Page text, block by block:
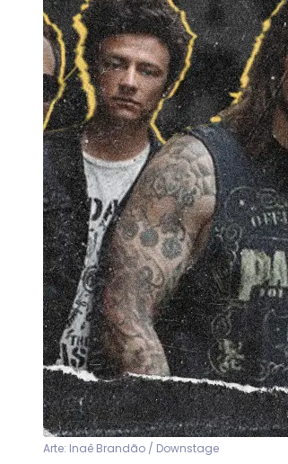
Arte: Inaê Brandão / Downstage